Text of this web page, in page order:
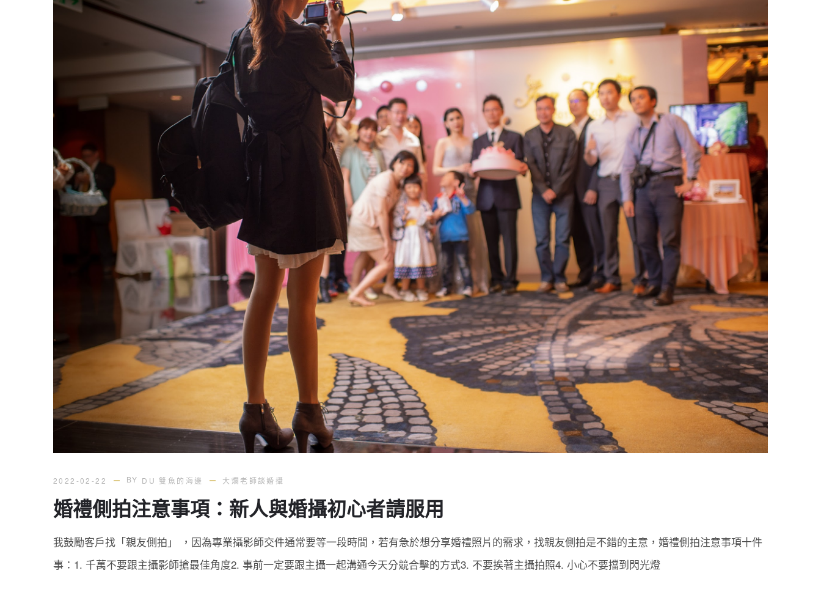
2022-02-22 BY DU 雙魚的海邊 大爛老師談婚攝
婚禮側拍注意事項：新人與婚攝初心者請服用
我鼓勵客戶找「親友側拍」 ，因為專業攝影師交件通常要等一段時間，若有急於想分享婚禮照片的需求，找親友側拍是不錯的主意，婚禮側拍注意事項十件
事：1. 千萬不要跟主攝影師搶最佳角度2. 事前一定要跟主攝一起溝通今天分競合擊的方式3. 不要挨著主攝拍照4. 小心不要擋到閃光燈